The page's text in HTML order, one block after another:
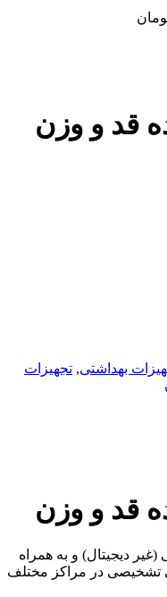
قد و وزن
بهداشتی, تجهیزات
قد و وزن
دیجیتال) و به همراه
تشخیصی در مراکز مختلف